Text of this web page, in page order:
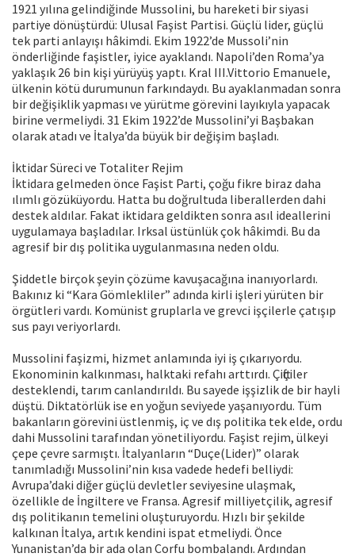
1921 yılına gelindiğinde Mussolini, bu hareketi bir siyasi
partiye dönüştürdü: Ulusal Faşist Partisi. Güçlü lider, güçlü
tek parti anlayışı hâkimdi. Ekim 1922’de Mussoli’nin
önderliğinde faşistler, iyice ayaklandı. Napoli’den Roma’ya
yaklaşık 26 bin kişi yürüyüş yaptı. Kral III.Vittorio Emanuele,
ülkenin kötü durumunun farkındaydı. Bu ayaklanmadan sonra
bir değişiklik yapması ve yürütme görevini layıkıyla yapacak
birine vermeliydi. 31 Ekim 1922’de Mussolini’yi Başbakan
olarak atadı ve İtalya’da büyük bir değişim başladı.
İktidar Süreci ve Totaliter Rejim
İktidara gelmeden önce Faşist Parti, çoğu fikre biraz daha
ılımlı gözüküyordu. Hatta bu doğrultuda liberallerden dahi
destek aldılar. Fakat iktidara geldikten sonra asıl ideallerini
uygulamaya başladılar. Irksal üstünlük çok hâkimdi. Bu da
agresif bir dış politika uygulanmasına neden oldu.
Şiddetle birçok şeyin çözüme kavuşacağına inanıyorlardı.
Bakınız ki “Kara Gömlekliler” adında kirli işleri yürüten bir
örgütleri vardı. Komünist gruplarla ve grevci işçilerle çatışıp
sus payı veriyorlardı.
Mussolini faşizmi, hizmet anlamında iyi iş çıkarıyordu.
Ekonominin kalkınması, halktaki refahı arttırdı. Çiftçiler
desteklendi, tarım canlandırıldı. Bu sayede işşizlik de bir hayli
düştü. Diktatörlük ise en yoğun seviyede yaşanıyordu. Tüm
bakanların görevini üstlenmiş, iç ve dış politika tek elde, ordu
dahi Mussolini tarafından yönetiliyordu. Faşist rejim, ülkeyi
çepe çevre sarmıştı. İtalyanların “Duçe(Lider)” olarak
tanımladığı Mussolini’nin kısa vadede hedefi belliydi:
Avrupa’daki diğer güçlü devletler seviyesine ulaşmak,
özellikle de İngiltere ve Fransa. Agresif milliyetçilik, agresif
dış politikanın temelini oluşturuyordu. Hızlı bir şekilde
kalkınan İtalya, artık kendini ispat etmeliydi. Önce
Yunanistan’da bir ada olan Corfu bombalandı. Ardından